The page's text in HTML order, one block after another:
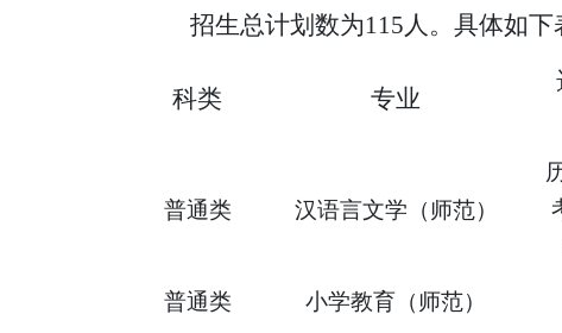
招生总计划数为115人。具体如下
科类 专业
普通类 汉语言文学（师范）
普通类 小学教育（师范）